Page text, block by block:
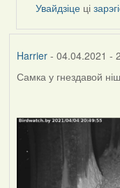
ZNR
Увайдзіце ці
Harrier- 04.04.2021 -
Самка у гнездавой